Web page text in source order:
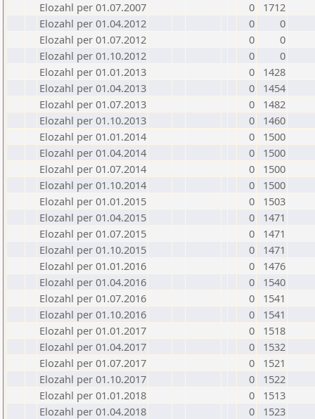
Elozahl per 01.07.2007
0
1712
Elozahl per 01.04.2012
0
0
Elozahl per 01.07.2012
0
0
Elozahl per 01.10.2012
0
0
Elozahl per 01.01.2013
0
1428
Elozahl per 01.04.2013
0
1454
Elozahl per 01.07.2013
0
1482
Elozahl per 01.10.2013
0
1460
Elozahl per 01.01.2014
0
1500
Elozahl per 01.04.2014
0
1500
Elozahl per 01.07.2014
0
1500
Elozahl per 01.10.2014
0
1500
Elozahl per 01.01.2015
0
1503
Elozahl per 01.04.2015
0
1471
Elozahl per 01.07.2015
0
1471
Elozahl per 01.10.2015
0
1471
Elozahl per 01.01.2016
0
1476
Elozahl per 01.04.2016
0
1540
Elozahl per 01.07.2016
0
1541
Elozahl per 01.10.2016
0
1541
Elozahl per 01.01.2017
0
1518
Elozahl per 01.04.2017
0
1532
Elozahl per 01.07.2017
0
1521
Elozahl per 01.10.2017
0
1522
Elozahl per 01.01.2018
0
1513
Elozahl per 01.04.2018
0
1523